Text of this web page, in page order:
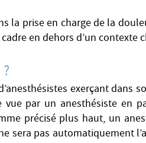
la prise en charge de la
en dehors d’un contexte
exerçant dans
par un anesthésiste en
précisé plus haut, un
sera pas automatiquement